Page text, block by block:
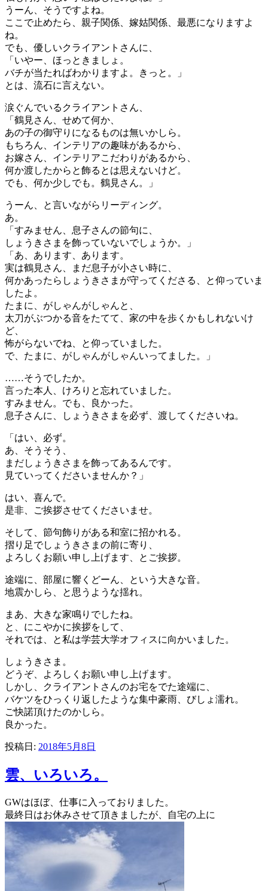
うーん、そうですよね。
ここで止めたら、親子関係、嫁姑関係、最悪になりますよ
ね。
でも、優しいクライアントさんに、
「いやー、ほっときましょ。
バチが当たればわかりますよ。きっと。」
とは、流石に言えない。
涙ぐんでいるクライアントさん、
「鶴見さん、せめて何か、
あの子の御守りになるものは無いかしら。
もちろん、インテリアの趣味があるから、
お嫁さん、インテリアこだわりがあるから、
何か渡したからと飾るとは思えないけど。
でも、何か少しでも。鶴見さん。」
うーん、と言いながらリーディング。
あ。
「すみません、息子さんの節句に、
しょうきさまを飾っていないでしょうか。」
「あ、あります、あります。
実は鶴見さん、まだ息子が小さい時に、
何かあったらしょうきさまが守ってくださる、と仰っていま
したよ。
たまに、がしゃんがしゃんと、
太刀がぶつかる音をたてて、家の中を歩くかもしれないけ
ど、
怖がらないでね、と仰っていました。
で、たまに、がしゃんがしゃんいってました。」
……そうでしたか。
言った本人、けろりと忘れていました。
すみません。でも、良かった。
息子さんに、しょうきさまを必ず、渡してくださいね。
「はい、必ず。
あ、そうそう、
まだしょうきさまを飾ってあるんです。
見ていってくださいませんか？」
はい、喜んで。
是非、ご挨拶させてくださいませ。
そして、節句飾りがある和室に招かれる。
摺り足でしょうきさまの前に寄り、
よろしくお願い申し上げます、とご挨拶。
途端に、部屋に響くどーん、という大きな音。
地震かしら、と思うような揺れ。
まあ、大きな家鳴りでしたね。
と、にこやかに挨拶をして、
それでは、と私は学芸大学オフィスに向かいました。
しょうきさま。
どうぞ、よろしくお願い申し上げます。
しかし、クライアントさんのお宅をでた途端に、
バケツをひっくり返したような集中豪雨、びしょ濡れ。
ご快諾頂けたのかしら。
良かった。
投稿日: 2018年5月8日
雲、いろいろ。
GWはほぼ、仕事に入っておりました。
最終日はお休みさせて頂きましたが、自宅の上に